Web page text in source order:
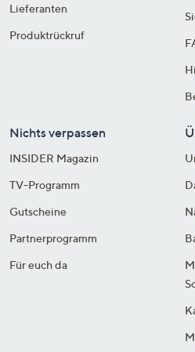
Lieferanten
Produktrückruf
Nichts verpassen
INSIDER Magazin
TV-Programm
Gutscheine
Partnerprogramm
Für euch da